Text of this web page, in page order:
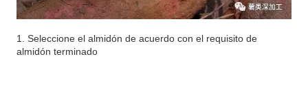
1. Seleccione el almidón de acuerdo con el requisito de
almidón terminado